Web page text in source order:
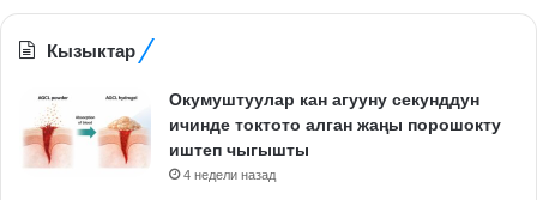
Кызыктар
Окумуштуулар кан агууну секунддун
ичинде токтото алган жаңы порошокту
иштеп чыгышты
4 недели назад